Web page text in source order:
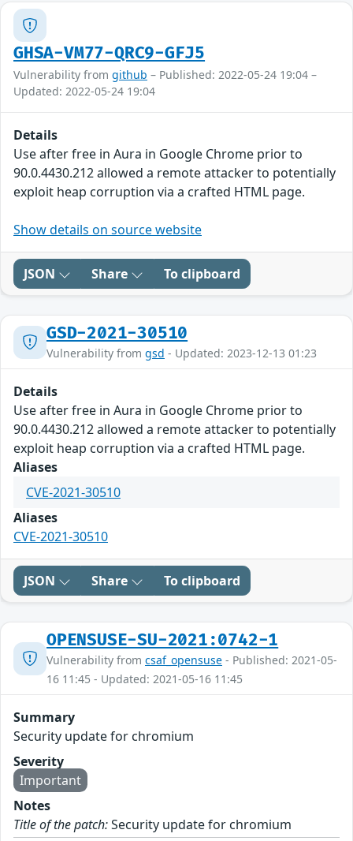
GHSA-VM77-QRC9-GFJ5
Vulnerability from github – Published: 2022-05-24 19:04 –
Updated: 2022-05-24 19:04
Details
Use after free in Aura in Google Chrome prior to
90.0.4430.212 allowed a remote attacker to potentially
exploit heap corruption via a crafted HTML page.
Show details on source website
JSON Share To clipboard
GSD-2021-30510
Vulnerability from gsd - Updated: 2023-12-13 01:23
Details
Use after free in Aura in Google Chrome prior to
90.0.4430.212 allowed a remote attacker to potentially
exploit heap corruption via a crafted HTML page.
Aliases
CVE-2021-30510
Aliases
CVE-2021-30510
JSON Share To clipboard
OPENSUSE-SU-2021:0742-1
Vulnerability from csaf_opensuse - Published: 2021-05-
16 11:45 - Updated: 2021-05-16 11:45
Summary
Security update for chromium
Severity
Important
Notes
Title of the patch:Security update for chromium